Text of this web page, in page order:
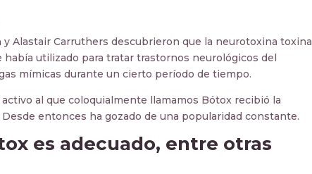
y Alastair Carruthers descubrieron que la neurotoxina toxina
utilizado para tratar trastornos neurológicos del
mímicas durante un cierto período de tiempo.
al que coloquialmente llamamos Bótox recibió la
entonces ha gozado de una popularidad constante.
es adecuado, entre otras